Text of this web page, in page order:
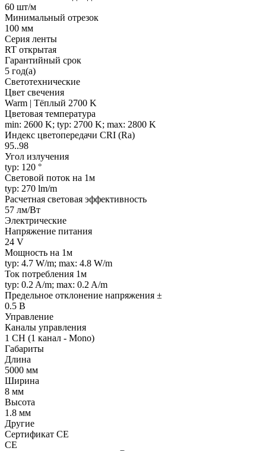
60 шт/м
Минимальный отрезок
100 мм
Серия ленты
RT открытая
Гарантийный срок
5 год(а)
Светотехнические
Цвет свечения
Warm | Тёплый 2700 K
Цветовая температура
min: 2600 K; typ: 2700 K; max: 2800 K
Индекс цветопередачи CRI (Ra)
95..98
Угол излучения
typ: 120 °
Световой поток на 1м
typ: 270 lm/m
Расчетная световая эффективность
57 лм/Вт
Электрические
Напряжение питания
24 V
Мощность на 1м
typ: 4.7 W/m; max: 4.8 W/m
Ток потребления 1м
typ: 0.2 A/m; max: 0.2 A/m
Предельное отклонение напряжения ±
0.5 В
Управление
Каналы управления
1 CH (1 канал - Mono)
Габариты
Длина
5000 мм
Ширина
8 мм
Высота
1.8 мм
Другие
Сертификат CE
CE